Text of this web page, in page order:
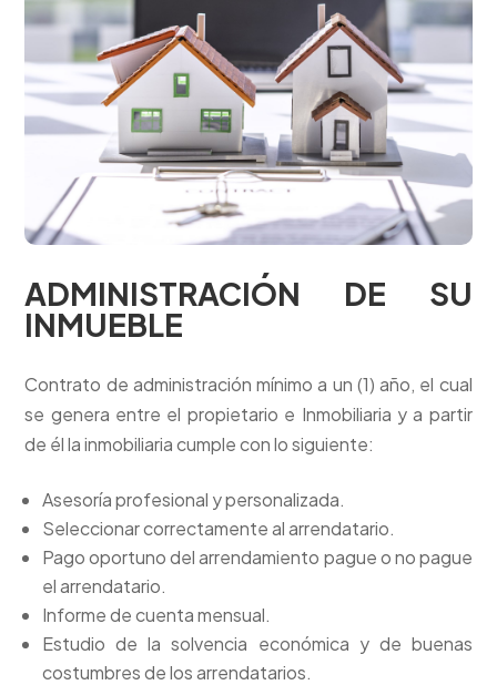
ADMINISTRACIÓN DE SU
INMUEBLE
Contrato de administración mínimo a un (1) año, el cual
se genera entre el propietario e Inmobiliaria y a partir
de él la inmobiliaria cumple con lo siguiente:
Asesoría profesional y personalizada.
Seleccionar correctamente al arrendatario.
Pago oportuno del arrendamiento pague o no pague
el arrendatario.
Informe de cuenta mensual.
Estudio de la solvencia económica y de buenas
costumbres de los arrendatarios.